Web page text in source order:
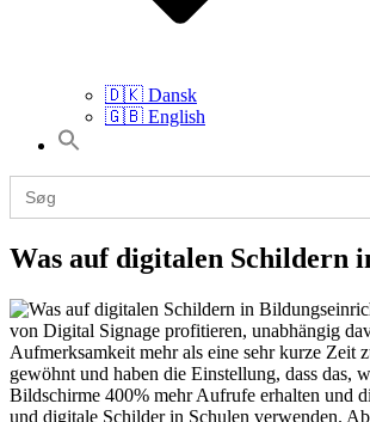
🇩🇰 Dansk
🇬🇧 English
Search
for:
Was auf digitalen Schildern